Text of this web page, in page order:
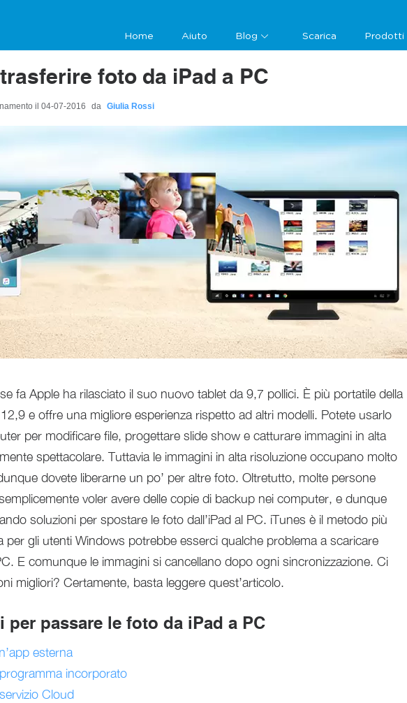
Home Aiuto Blog Scarica Prodotti
foto da iPad a PC
il 04-07-2016 da Giulia Rossi
fa Apple ha rilasciato il suo nuovo tablet da 9,7 pollici. È più portatile della
e offre una migliore esperienza rispetto ad altri modelli. Potete usarlo
per modificare file, progettare slide show e catturare immagini in alta
spettacolare. Tuttavia le immagini in alta risoluzione occupano molto
dovete liberarne un po’ per altre foto. Oltretutto, molte persone
voler avere delle copie di backup nei computer, e dunque
soluzioni per spostare le foto dall’iPad al PC. iTunes è il metodo più
per gli utenti Windows potrebbe esserci qualche problema a scaricare
E comunque le immagini si cancellano dopo ogni sincronizzazione. Ci
migliori? Certamente, basta leggere quest’articolo.
per passare le foto da iPad a PC
esterna
incorporato
Cloud